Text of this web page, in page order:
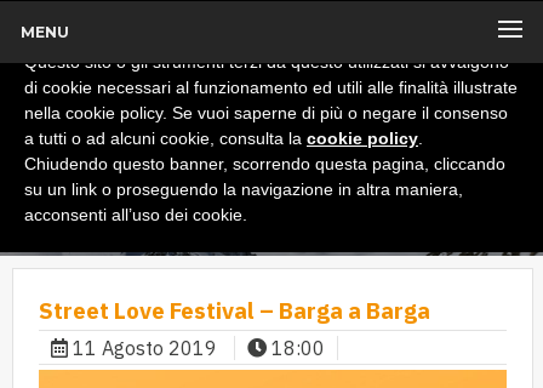
MENU
Street Love Festival – Barga a Barga
11 Agosto 2019 18:00
x
Informativa
Questo sito o gli strumenti terzi da questo utilizzati si avvalgono
di cookie necessari al funzionamento ed utili alle finalità illustrate
nella cookie policy. Se vuoi saperne di più o negare il consenso
a tutti o ad alcuni cookie, consulta la cookie policy
Chiudendo questo banner, scorrendo questa pagina, cliccando
su un link o proseguendo la navigazione in altra maniera,
acconsenti all’uso dei cookie.